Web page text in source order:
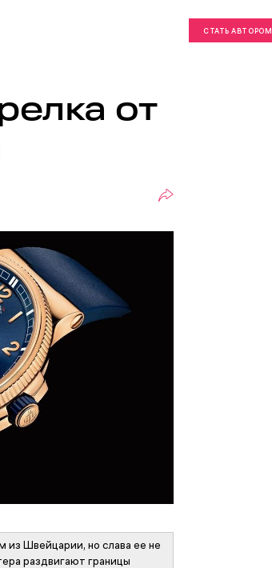
СТАТЬ АВТОРОМ
от
из Швейцарии, но слава ее не
раздвигают границы